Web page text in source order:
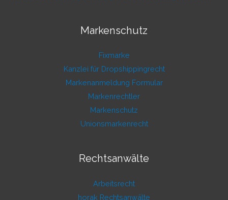
Markenschutz
Fixmarke
Kanzlei für Dropshippingrecht
Markenanmeldung Formular
Markenrechtler
Markenschutz
Unionsmarkenrecht
Rechtsanwälte
Arbeitsrecht
horak Rechtsanwälte